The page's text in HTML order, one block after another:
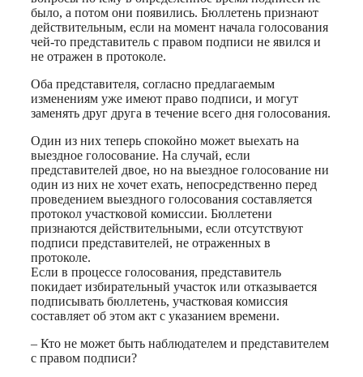
было, а потом они появились. Бюллетень признают
действительным, если на момент начала голосования
чей-то представитель с правом подписи не явился и
не отражен в протоколе.
Оба представителя, согласно предлагаемым
изменениям уже имеют право подписи, и могут
заменять друг друга в течение всего дня голосования.
Один из них теперь спокойно может выехать на
выездное голосование. На случай, если
представителей двое, но на выездное голосование ни
один из них не хочет ехать, непосредственно перед
проведением выездного голосования составляется
протокол участковой комиссии. Бюллетени
признаются действительными, если отсутствуют
подписи представителей, не отраженных в
протоколе.
Если в процессе голосования, представитель
покидает избирательный участок или отказывается
подписывать бюллетень, участковая комиссия
составляет об этом акт с указанием времени.
– Кто не может быть наблюдателем и представителем
с правом подписи?